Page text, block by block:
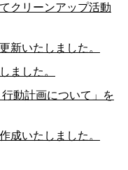
クリーンアップ活動
新いたしました。
ました。
行動計画について」を
成いたしました。